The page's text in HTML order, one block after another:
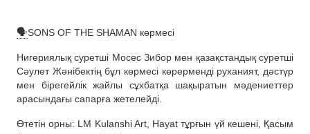
🗣SONS OF THE SHAMAN көрмесі
Нигериялық суретші Мосес Зибор мен қазақстандық суретші
Сәулет Жәнібектің бұл көрмесі көрерменді руханият, дәстүр
мен бірегейлік жайлы сұхбатқа шақыратын мәдениеттер
арасындағы сапарға жетелейді.
Өтетін орны: LM Kulanshi Art, Hayat тұрғын үй кешені, Қасым